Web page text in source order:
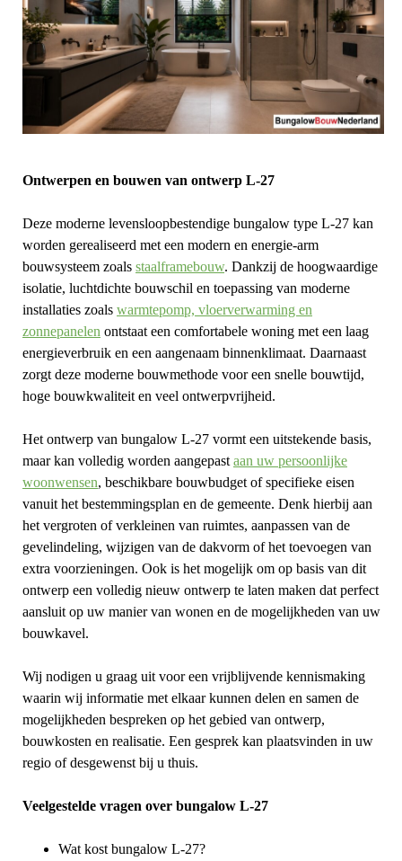
Ontwerpen en bouwen van ontwerp L-27
Deze moderne levensloopbestendige bungalow type L-27 kan
worden gerealiseerd met een modern en energie-arm
bouwsysteem zoals staalframebouw. Dankzij de hoogwaardige
isolatie, luchtdichte bouwschil en toepassing van moderne
installaties zoals warmtepomp, vloerverwarming en
zonnepanelen ontstaat een comfortabele woning met een laag
energieverbruik en een aangenaam binnenklimaat. Daarnaast
zorgt deze moderne bouwmethode voor een snelle bouwtijd,
hoge bouwkwaliteit en veel ontwerpvrijheid.
Het ontwerp van bungalow L-27 vormt een uitstekende basis,
maar kan volledig worden aangepast aan uw persoonlijke
woonwensen, beschikbare bouwbudget of specifieke eisen
vanuit het bestemmingsplan en de gemeente. Denk hierbij aan
het vergroten of verkleinen van ruimtes, aanpassen van de
gevelindeling, wijzigen van de dakvorm of het toevoegen van
extra voorzieningen. Ook is het mogelijk om op basis van dit
ontwerp een volledig nieuw ontwerp te laten maken dat perfect
aansluit op uw manier van wonen en de mogelijkheden van uw
bouwkavel.
Wij nodigen u graag uit voor een vrijblijvende kennismaking
waarin wij informatie met elkaar kunnen delen en samen de
mogelijkheden bespreken op het gebied van ontwerp,
bouwkosten en realisatie. Een gesprek kan plaatsvinden in uw
regio of desgewenst bij u thuis.
Veelgestelde vragen over bungalow L-27
Wat kost bungalow L-27?